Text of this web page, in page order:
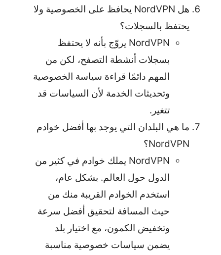
هل NordVPN يحافظ على الخصوصية ولا
يحتفظ بالسجلات؟
NordVPN يروّج بأنه لا يحتفظ
بسجلات أنشطة التصفح، لكن من
المهم دائمًا قراءة سياسة الخصوصية
وتحديثات الخدمة لأن السياسات قد
تتغير.
ما هي البلدان التي يوجد بها أفضل خوادم
NordVPN؟
NordVPN يملك خوادم في كثير من
الدول حول العالم. بشكل عام،
استخدم الخوادم القريبة منك من
حيث المسافة لتحقيق أفضل سرعة
وتخفيض الكمون، مع اختيار بلد
يضمن سياسات خصوصية مناسبة